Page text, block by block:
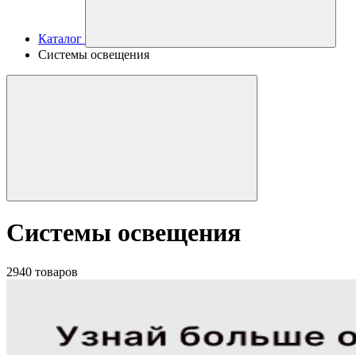
Каталог
Системы освещения
Системы освещения
2940 товаров